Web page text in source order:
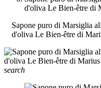
d'oliva Le Bien-être di
Sapone puro di Marsiglia
d'oliva Le Bien-être di
search